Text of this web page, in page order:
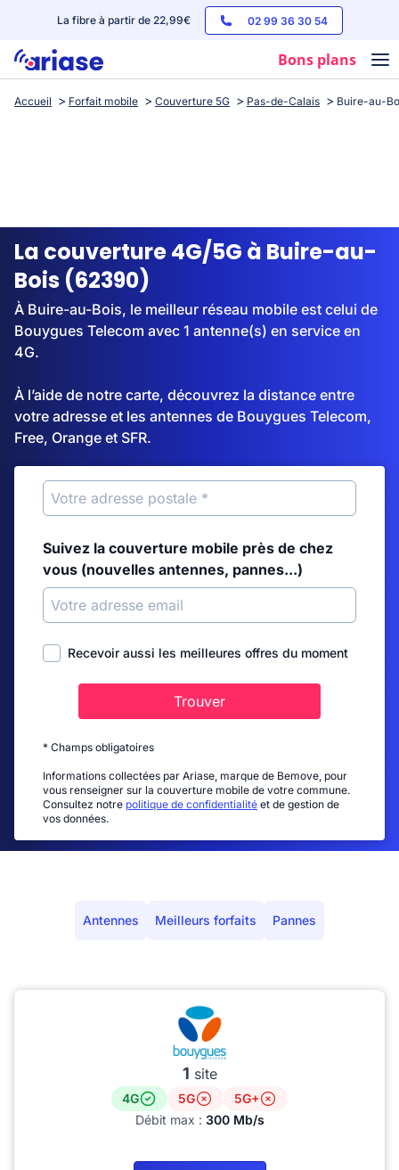
La fibre à partir de 22,99€ 02 99 36 30 54
Bons plans
Box internet
Streaming
Accueil Forfait mobile Couverture 5G Pas-de-Calais Buire-au-
La couverture 4G/5G à Buire-au-
Bois (62390)
À Buire-au-Bois, le meilleur réseau mobile est celui de
Bouygues Telecom avec 1 antenne(s) en service en
4G.
À l’aide de notre carte, découvrez la distance entre
votre adresse et les antennes de Bouygues Telecom,
Free, Orange et SFR.
Suivez la couverture mobile près de chez
vous (nouvelles antennes, pannes...)
Recevoir aussi les meilleures offres du moment
Trouver
* Champs obligatoires
Informations collectées par Ariase, marque de Bemove, pour
vous renseigner sur la couverture mobile de votre commune.
Consultez notre politique de confidentialité et de gestion de
vos données.
Antennes Meilleurs forfaits Pannes
1 site
4G 5G
5G+
Débit max : 300 Mb/s